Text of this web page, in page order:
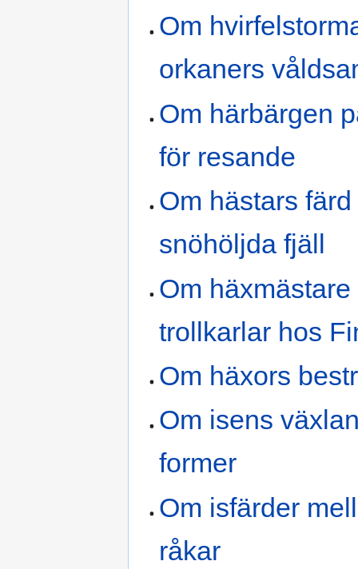
Om
orkaners
Om härbärgen
för resande
Om hästars
snöhöljda fjäll
Om häxmästare
trollkarlar hos
Om häxors
Om isens
former
Om isfärder
råkar